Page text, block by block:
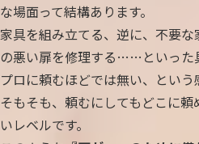
な場面って結構あります。
家具を組み立てる、逆に、不要
の悪い扉を修理する……といった
プロに頼むほどでは無い、という
そもそも、頼むにしてもどこに
いレベルです。